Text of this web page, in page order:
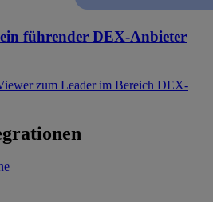
führender DEX-Anbieter
zum Leader im Bereich DEX-